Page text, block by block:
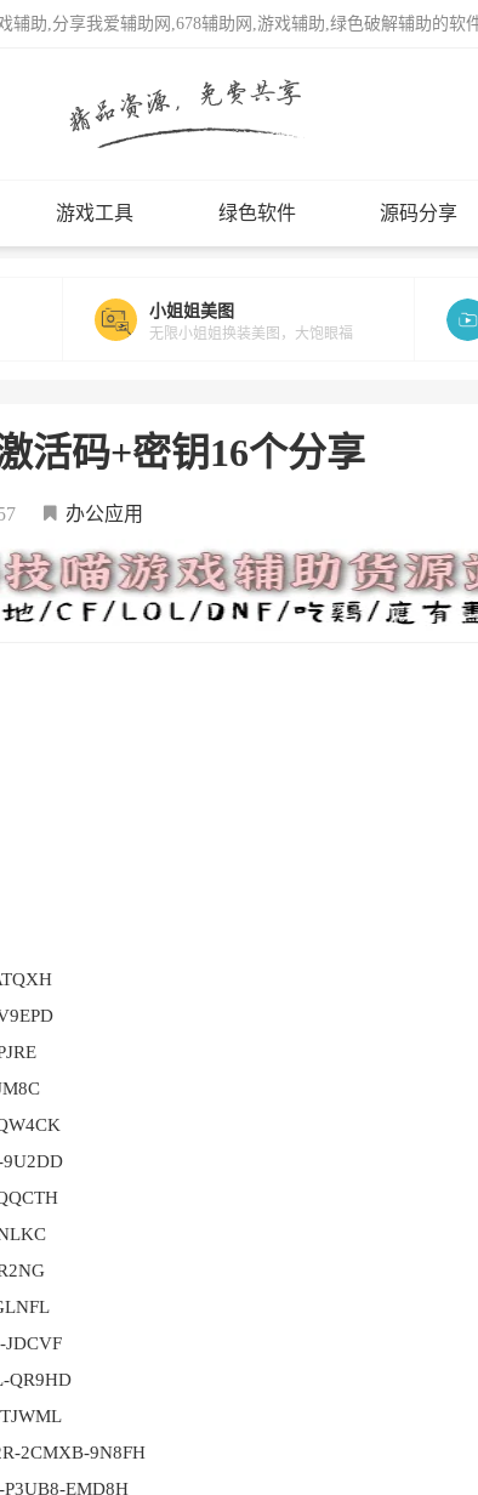
辅助,分享我爱辅助网,678辅助网,游戏辅助,绿色破解辅助的软
游戏工具 绿色软件 源码分享
小姐姐美图
无限小姐姐换装美图，大饱眼福
活码+密钥16个分享
办公应用
9U2DD
JDCVF
QR9HD
2CMXB-9N8FH
P3UB8-EMD8H